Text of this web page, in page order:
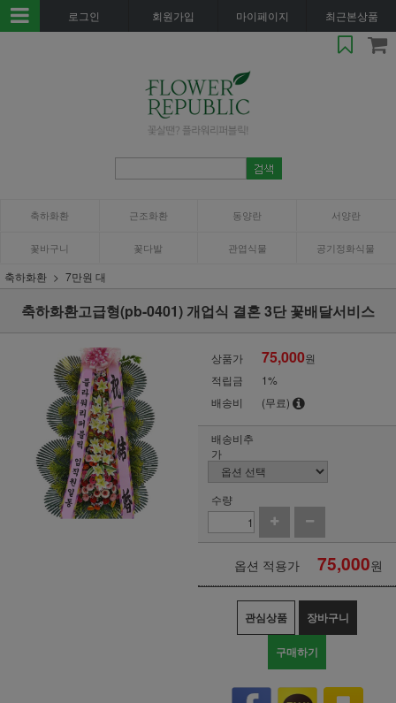
로그인 회원가입 마이페이지 최근본상품
축하화환 근조화환 동양란 서양란
꽃바구니 꽃다발 관엽식물 공기정화식물
축하화환 7만원 대
축하화환고급형(pb-0401) 개업식 결혼 3단 꽃배달서비스
상품가 75,000원
적립금
1%
배송비
(무료)
배송비추
가
수량
옵션 적용가 75,000원
관심상품 장바구니
구매하기